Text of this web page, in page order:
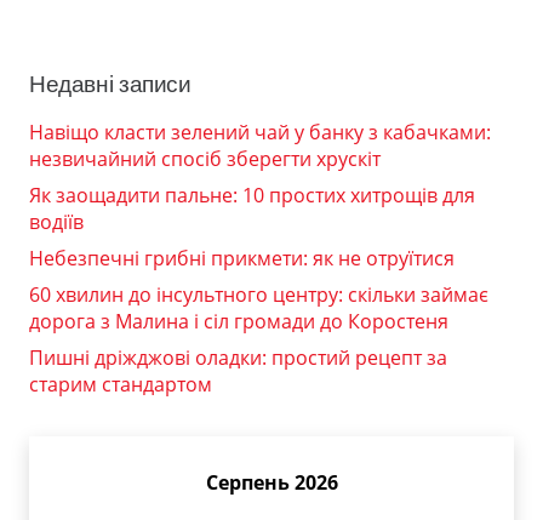
Недавні записи
Навіщо класти зелений чай у банку з кабачками:
незвичайний спосіб зберегти хрускіт
Як заощадити пальне: 10 простих хитрощів для
водіїв
Небезпечні грибні прикмети: як не отруїтися
60 хвилин до інсультного центру: скільки займає
дорога з Малина і сіл громади до Коростеня
Пишні дріжджові оладки: простий рецепт за
старим стандартом
Серпень 2026